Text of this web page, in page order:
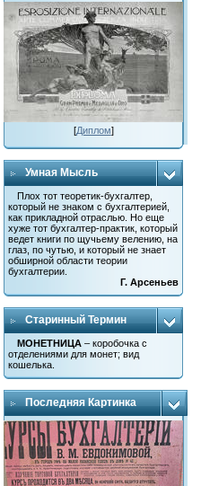
[Диплом]
Умная Мысль
Плох тот теоретик-бухгалтер,
который не знаком с бухгалтерией,
как прикладной отраслью. Но еще
хуже тот бухгалтер-практик, который
ведет книги по щучьему велению, на
глаз, по чутью, и который не знает
обширной области теории
бухгалтерии.
Г. Арсеньев
Старинный Термин
МОНЕТНИЦА – коробочка с
отделениями для монет; вид
кошелька.
Последняя Картинка